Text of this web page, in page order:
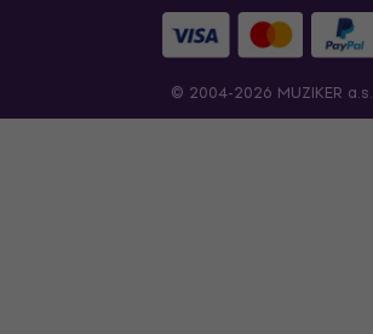
© 2004-2026 MUZIKER a.s.